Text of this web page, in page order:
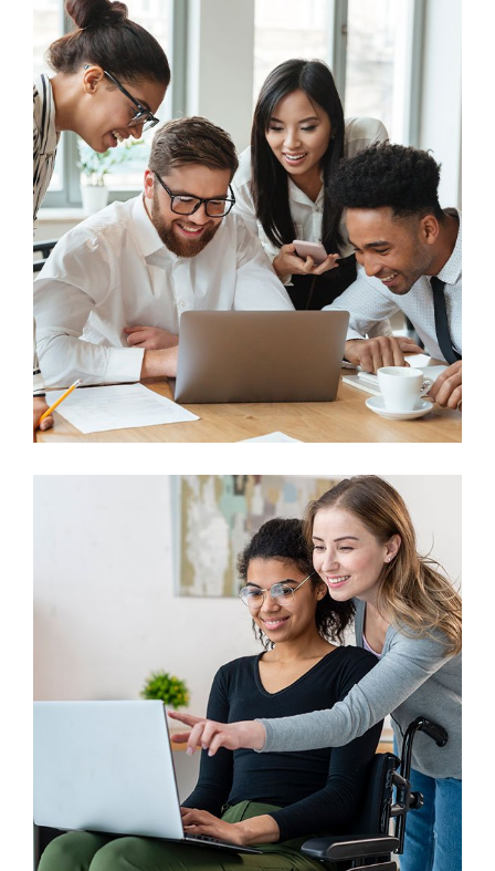
Business
Big Data Services
Sales Enablement